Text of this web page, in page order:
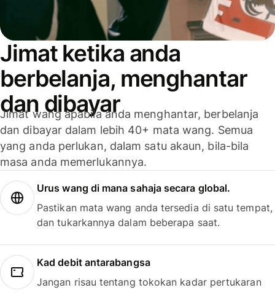
Jimat ketika anda
berbelanja, menghantar
dan dibayar
Jimat wang apabila anda menghantar, berbelanja
dan dibayar dalam lebih 40+ mata wang. Semua
yang anda perlukan, dalam satu akaun, bila-bila
masa anda memerlukannya.
Urus wang di mana sahaja secara global.
Pastikan mata wang anda tersedia di satu tempat,
dan tukarkannya dalam beberapa saat.
Kad debit antarabangsa
Jangan risau tentang tokokan kadar pertukaran